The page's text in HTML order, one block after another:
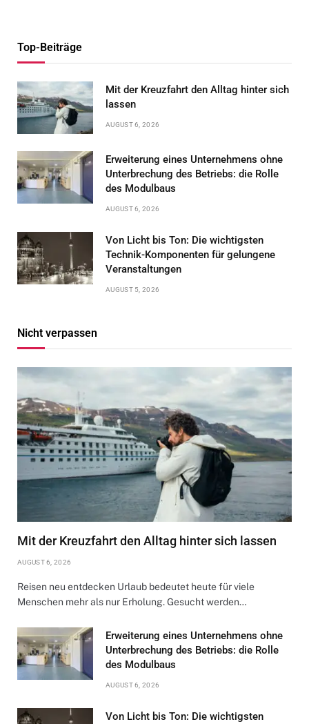
Top-Beiträge
Mit der Kreuzfahrt den Alltag hinter sich
lassen
AUGUST 6, 2026
Erweiterung eines Unternehmens ohne
Unterbrechung des Betriebs: die Rolle
des Modulbaus
AUGUST 6, 2026
Von Licht bis Ton: Die wichtigsten
Technik-Komponenten für gelungene
Veranstaltungen
AUGUST 5, 2026
Nicht verpassen
Mit der Kreuzfahrt den Alltag hinter sich lassen
AUGUST 6, 2026
Reisen neu entdecken Urlaub bedeutet heute für viele
Menschen mehr als nur Erholung. Gesucht werden…
Erweiterung eines Unternehmens ohne
Unterbrechung des Betriebs: die Rolle
des Modulbaus
AUGUST 6, 2026
Von Licht bis Ton: Die wichtigsten